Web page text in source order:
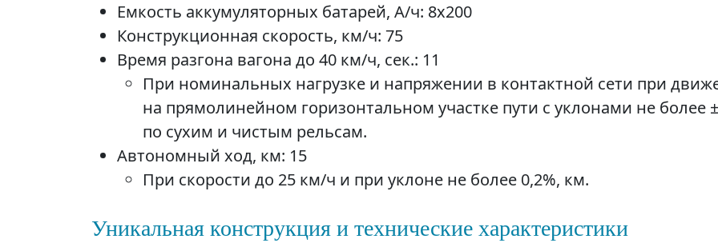
Емкость аккумуляторных батарей, А/ч: 8x200
Конструкционная скорость, км/ч: 75
Время разгона вагона до 40 км/ч, сек.: 11
При номинальных нагрузке и напряжении в контактной сети при
на прямолинейном горизонтальном участке пути с уклонами не более
по сухим и чистым рельсам.
Автономный ход, км: 15
При скорости до 25 км/ч и при уклоне не более 0,2%, км.
Уникальная конструкция и технические характеристики